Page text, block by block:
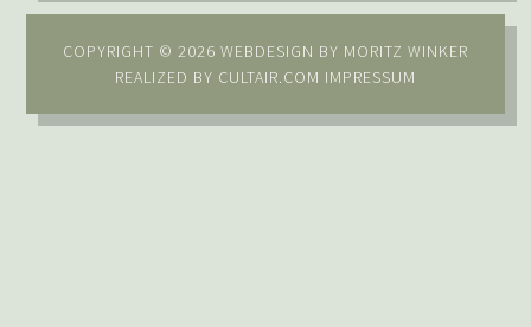
COPYRIGHT © 2026 WEBDESIGN BY MORITZ WINKER
REALIZED BY CULTAIR.COM IMPRESSUM